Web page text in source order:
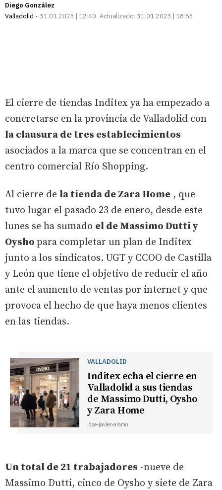
Diego González
Valladolid
31.01.2023 | 12:40 Actualizado: 31.01.2023 | 18:53
El cierre de tiendas Inditex ya ha empezado a
concretarse en la provincia de Valladolid con
la clausura de tres establecimientos
asociados a la marca que se concentran en el
centro comercial Río Shopping.
Al cierre de la tienda de Zara Home , que
tuvo lugar el pasado 23 de enero, desde este
lunes se ha sumado el de Massimo Dutti y
Oysho para completar un plan de Inditex
junto a los sindicatos. UGT y CCOO de Castilla
y León que tiene el objetivo de reducir el año
ante el aumento de ventas por internet y que
provoca el hecho de que haya menos clientes
en las tiendas.
VALLADOLID
Inditex echa el cierre en
Valladolid a sus tiendas
de Massimo Dutti, Oysho
y Zara Home
jose-javier-alamo
Un total de 21 trabajadores -nueve de
Massimo Dutti, cinco de Oysho y siete de Zara